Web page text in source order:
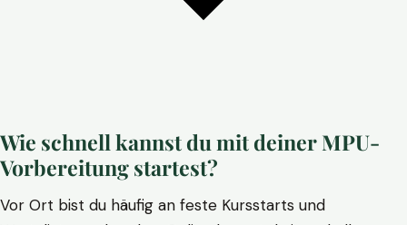
Wie schnell kannst du mit deiner MPU-
Vorbereitung startest?
Vor Ort bist du häufig an feste Kursstarts und